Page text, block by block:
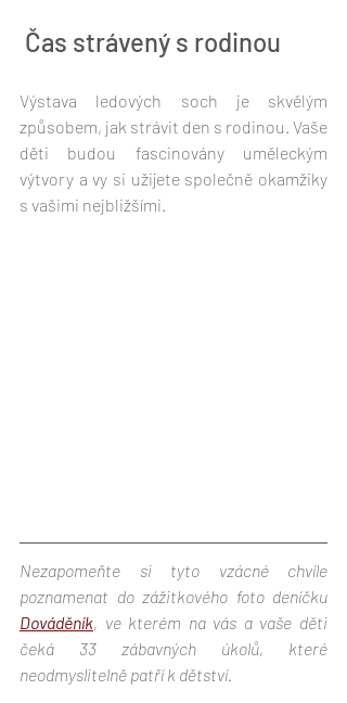
Čas strávený s rodinou
Výstava ledových soch je skvělým
způsobem, jak strávit den s rodinou. Vaše
děti budou fascinovány uměleckým
výtvory a vy si užijete společně okamžiky
s vašimi nejbližšími.
Nezapomeňte si tyto vzácné chvíle
Dováděník, ve kterém na vás a vaše děti
čeká 33 zábavných úkolů, které
neodmyslitelně patří k dětství.